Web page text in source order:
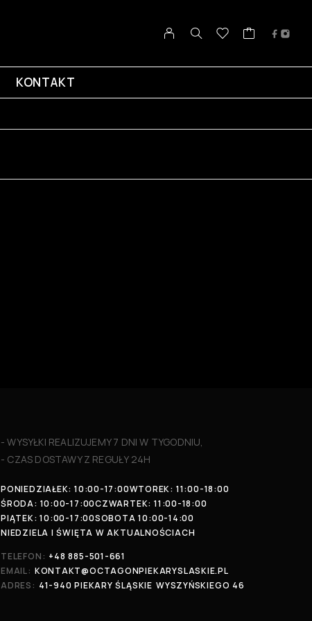
KONTAKT
- WYSYŁKI REALIZUJEMY 7 DNI W TYGODNIU,
- CZAS DOSTAWY Z REGUŁY 24H
PONIEDZIAŁEK: 10:00-17:00WTOREK: 11:00-18:00
ŚRODA: 10:00-17:00CZWARTEK: 11:00-18:00
PIĄTEK: 10:00-17:00SOBOTA 10:00-14:00
NIEDZIELA I ŚWIĘTA W AKTUALNOŚCIACH
TELEFON: +48 885-501-661
EMAIL: KONTAKT@OCTAGONPIEKARYSLASKIE.PL
ADRES: 41-940 PIEKARY ŚLĄSKIE WYSZYŃSKIEGO 46